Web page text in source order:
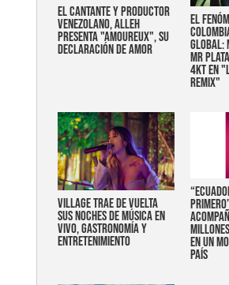
EL CANTANTE Y PRODUCTOR
VENEZOLANO, ALLEH
PRESENTA "AMOUREUX", SU
DECLARACIÓN DE AMOR
EL
GLOBAL:
MR
4KT EN
REMIX"
Village trae de vuelta
sus noches de música en
vivo, gastronomía y
entretenimiento
en un
país